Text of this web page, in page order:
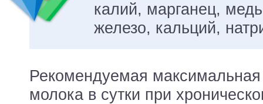
калий, марганец,
железо, кальций,
Рекомендуемая
молока в сутки при